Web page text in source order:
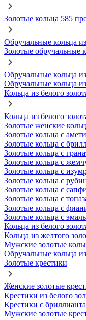
Золотые кольца 585
Обручальные кольца
Золотые обручальные
Обручальные кольца
Обручальные кольца
Кольца из белого
Кольца из белого
Золотые женские
Золотые кольца с
Золотые кольца с
Золотые кольца с
Золотые кольца с
Золотые кольца с
Золотые кольца с
Золотые кольца с
Золотые кольца с
Золотые кольца с
Золотые кольца с
Кольца из белого
Кольца из желтого
Мужские золотые
Обручальные кольца
Золотые крестики
Женские золотые
Крестики из белого
Крестики с
Мужские золотые